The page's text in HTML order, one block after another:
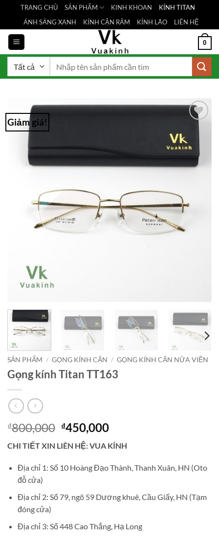
nội
dung
TRANG CHỦ SẢN PHẨM KINH KHOAN
KÍNH TITAN
ÁNH SÁNG XANH
KÍNH CẬN RÂM KÍNH LÃO LIÊN HỆ
0
Giảm giá!
Add to
Wishlist
SẢN PHẨM / GỌNG KÍNH CẬN / GỌNG KÍNH CẬN NỬA VIỀN
Gọng kính Titan TT163
₫800,000 Giá
gốc
là:
₫800,000.
₫450,000Giá
hiện
tại
là:
₫450,000.
CHI TIẾT XIN LIÊN HỆ: VUA KÍNH
Địa chỉ 1: Số 10 Hoàng Đạo Thành, Thanh Xuân, HN (Oto
đỗ cửa)
Địa chỉ 2: Số 79, ngõ 59 Dương khuê, Cầu Giấy, HN (Tạm
đóng cửa)
Địa chỉ 3: Số 448 Cao Thắng, Hạ Long